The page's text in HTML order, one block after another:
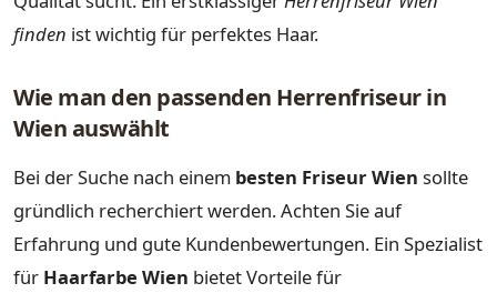
finden ist wichtig für perfektes Haar.
Wie man den passenden Herrenfriseur in
Wien auswählt
Bei der Suche nach einem besten Friseur Wien sollte
gründlich recherchiert werden. Achten Sie auf
Erfahrung und gute Kundenbewertungen. Ein Spezialist
für Haarfarbe Wien bietet Vorteile für